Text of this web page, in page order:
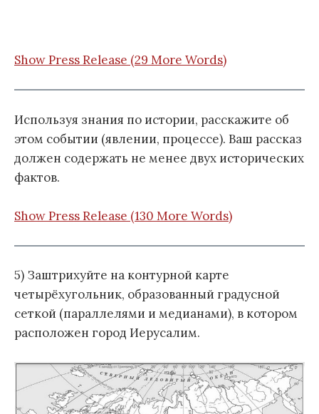
Show Press Release (29 More Words)
Используя знания по истории, расскажите об
этом событии (явлении, процессе). Ваш рассказ
должен содержать не менее двух исторических
фактов.
Show Press Release (130 More Words)
5) Заштрихуйте на контурной карте
четырёхугольник, образованный градусной
сеткой (параллелями и медианами), в котором
расположен город Иерусалим.